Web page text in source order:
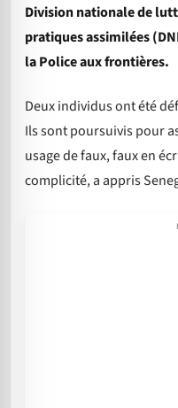
Division nationale de
pratiques assimilées
la Police aux frontières.
Deux individus ont été
Ils sont poursuivis pour
usage de faux, faux en
complicité, a appris